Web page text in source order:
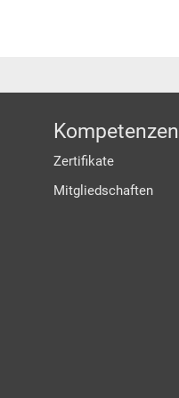
Kompetenzen
Zertifikate
Mitgliedschaften